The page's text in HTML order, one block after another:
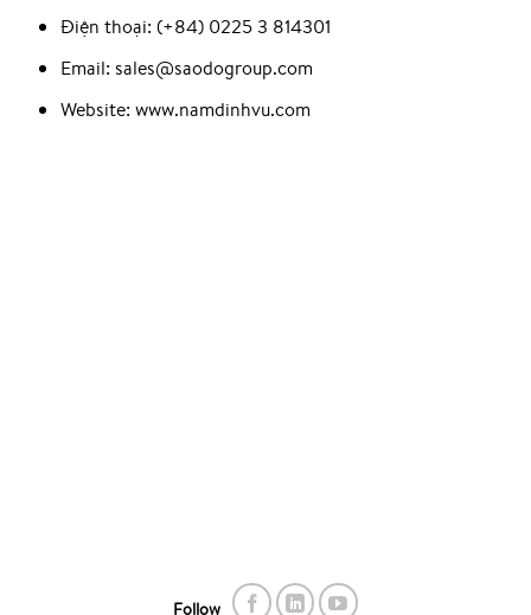
Điện thoại: (+84) 0225 3 814301
Email: sales@saodogroup.com
Website: www.namdinhvu.com
Follow